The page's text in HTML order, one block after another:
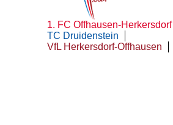
Navigation
überspringen
1. FC Offhausen-Herkersdorf
TC Druidenstein
VfL Herkersdorf-Offhausen